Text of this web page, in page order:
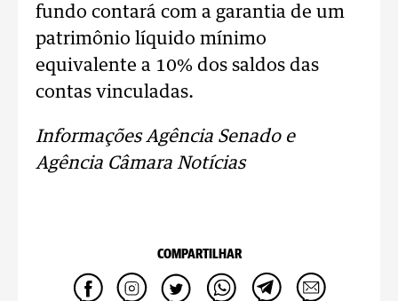
fundo contará com a garantia de um
patrimônio líquido mínimo
equivalente a 10% dos saldos das
contas vinculadas.
Informações Agência Senado e
Agência Câmara Notícias
COMPARTILHAR